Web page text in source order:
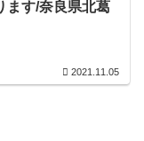
ます/奈良県北葛
2021.11.05